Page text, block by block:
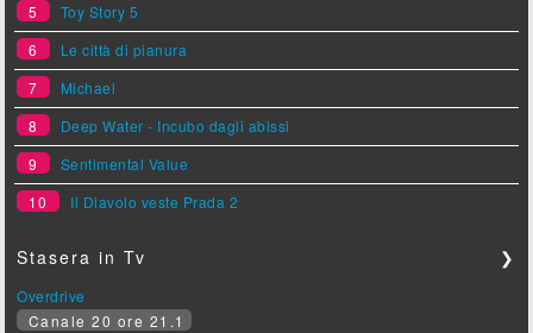
5
Toy Story 5
6
Le città di pianura
7
Michael
8
Deep Water - Incubo dagli abissi
9
Sentimental Value
10
Il Diavolo veste Prada 2
Stasera in Tv ❯
Overdrive
Canale 20 ore 21.1